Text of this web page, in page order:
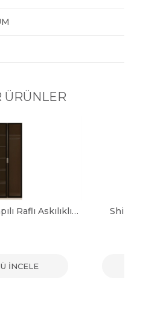
ÜRÜNLER
Toscano İki Kapılı Raflı Askılıklı Dolap
İNCELE
Shine